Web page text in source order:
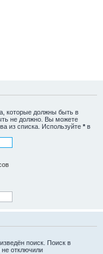
которые должны быть в
не должно. Вы можете
из списка. Используйте * в
поиск. Поиск в
отключили